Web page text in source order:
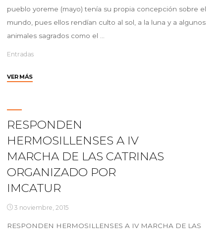
pueblo yoreme (mayo) tenía su propia concepción sobre el
mundo, pues ellos rendían culto al sol, a la luna y a algunos
animales sagrados como el …
Entradas
VER MÁS"Yoremes"
RESPONDEN
HERMOSILLENSES A IV
MARCHA DE LAS CATRINAS
ORGANIZADO POR
IMCATUR
3 noviembre, 2015
RESPONDEN HERMOSILLENSES A IV MARCHA DE LAS